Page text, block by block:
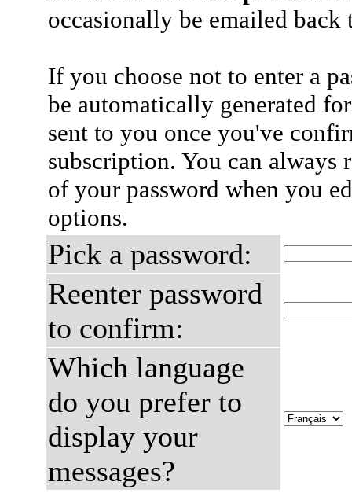
occasionally be emailed
If you choose not to enter a
be automatically generated
sent to you once you've
subscription. You can always
of your password when you
options.
Pick a password:
Reenter password
to confirm:
Which language
do you prefer to
display your
messages?